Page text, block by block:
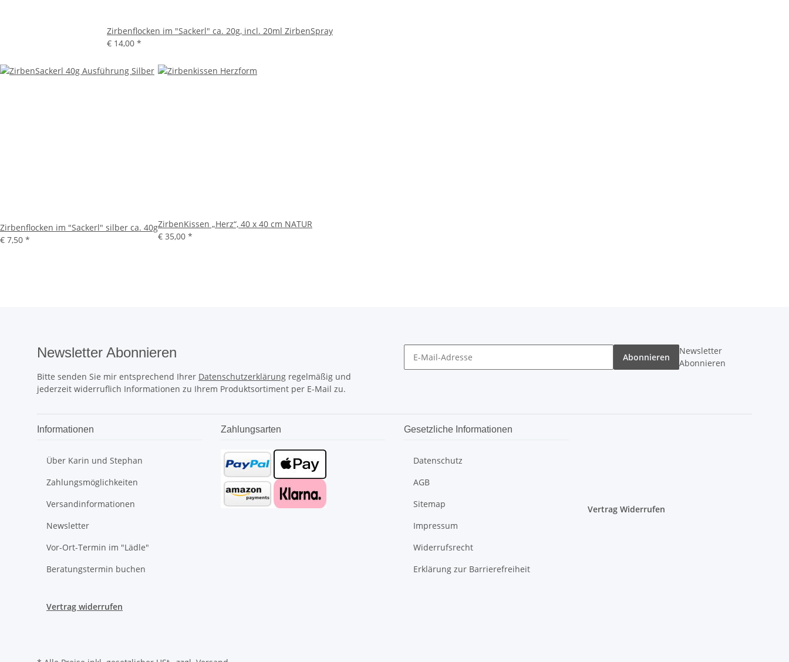
Zirbenflocken im "Sackerl" ca. 20g, incl. 20ml ZirbenSpray
€ 14,00 *
Zirbenflocken im "Sackerl" silber ca. 40g
€ 7,50 *
ZirbenKissen „Herz“, 40 x 40 cm NATUR
€ 35,00 *
Newsletter Abonnieren
Bitte senden Sie mir entsprechend Ihrer Datenschutzerklärung regelmäßig und
jederzeit widerruflich Informationen zu Ihrem Produktsortiment per E-Mail zu.
Abonnieren
Newsletter
Abonnieren
Informationen
Über Karin und Stephan
Zahlungsmöglichkeiten
Versandinformationen
Newsletter
Vor-Ort-Termin im "Lädle"
Beratungstermin buchen
Zahlungsarten Gesetzliche Informationen
Datenschutz
AGB
Sitemap
Impressum
Widerrufsrecht
Erklärung zur Barrierefreiheit
Vertrag Widerrufen
Vertrag widerrufen